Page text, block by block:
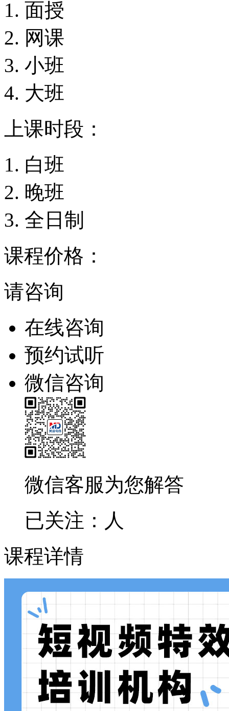
面授
网课
小班
大班
上课时段：
白班
晚班
全日制
课程价格：
请咨询
在线咨询
预约试听
微信咨询
微信客服为您解答
已关注： 人
课程详情